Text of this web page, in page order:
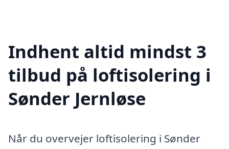
Indhent altid mindst 3
tilbud på loftisolering i
Sønder Jernløse
Når du overvejer loftisolering i Sønder